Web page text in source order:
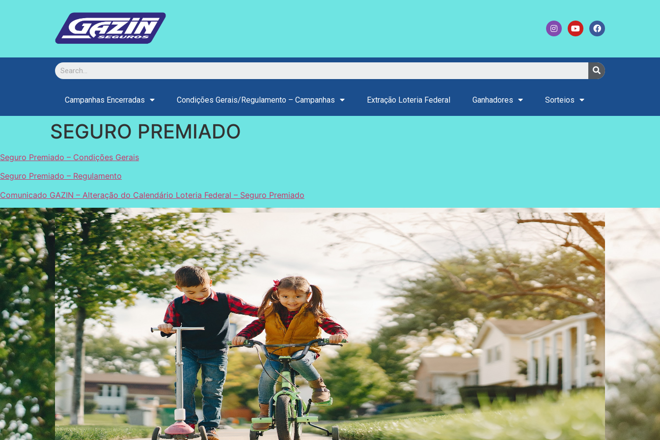
Campanhas Encerradas Condições Gerais/Regulamento – Campanhas Extração Loteria Federal Ganhadores Sorteios
SEGURO PREMIADO
Seguro Premiado – Condições Gerais
Seguro Premiado – Regulamento
Comunicado GAZIN – Alteração do Calendário Loteria Federal – Seguro Premiado